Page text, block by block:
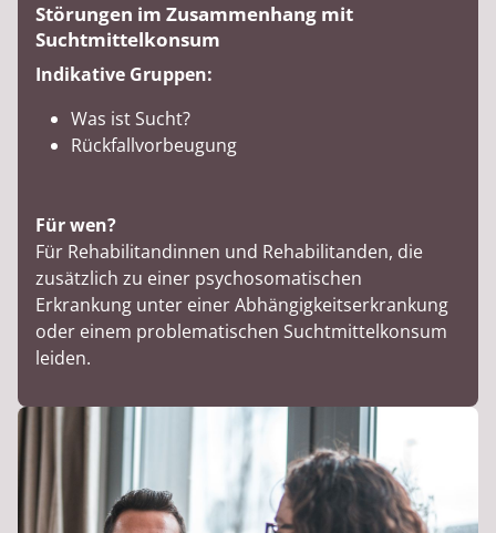
Störungen im Zusammenhang mit
Suchtmittelkonsum
Indikative Gruppen:
Was ist Sucht?
Rückfallvorbeugung
Für wen?
Für Rehabilitandinnen und Rehabilitanden, die
zusätzlich zu einer psychosomatischen
Erkrankung unter einer Abhängigkeitserkrankung
oder einem problematischen Suchtmittelkonsum
leiden.